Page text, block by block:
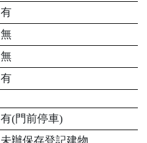
有
無
無
有
有(門前停車)